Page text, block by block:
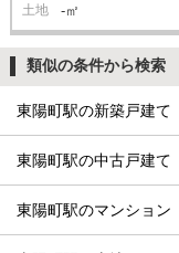
土地 -㎡
類似の条件から検索
東陽町駅の新築戸建て
東陽町駅の中古戸建て
東陽町駅のマンション